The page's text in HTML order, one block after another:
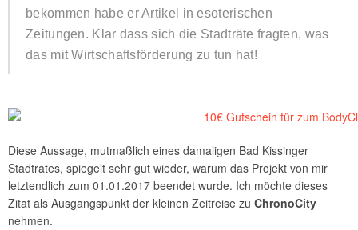
bekommen habe er Artikel in esoterischen
Zeitungen. Klar dass sich die Stadträte fragten, was
das mit Wirtschaftsförderung zu tun hat!
Diese Aussage, mutmaßlich eines damaligen Bad Kissinger
Stadtrates, spiegelt sehr gut wieder, warum das Projekt von mir
letztendlich zum 01.01.2017 beendet wurde. Ich möchte dieses
Zitat als Ausgangspunkt der kleinen Zeitreise zu ChronoCity
nehmen.